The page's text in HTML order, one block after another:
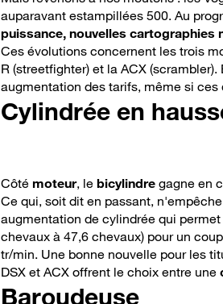
auparavant estampillées 500. Au
puissance, nouvelles
Ces évolutions concernent les trois
R (streetfighter) et la ACX
augmentation des tarifs, même si
Cylindrée en
Côté moteur, le bicylindre gagne en
Ce qui, soit dit en passant,
augmentation de cylindrée qui
chevaux à 47,6 chevaux) pour un
tr/min. Une bonne nouvelle pour les
DSX et ACX offrent le choix entre une
Baroudeuse